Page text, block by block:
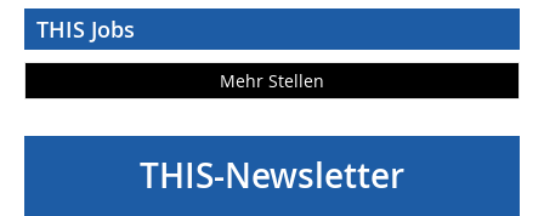
THIS Jobs
Mehr Stellen
THIS-Newsletter